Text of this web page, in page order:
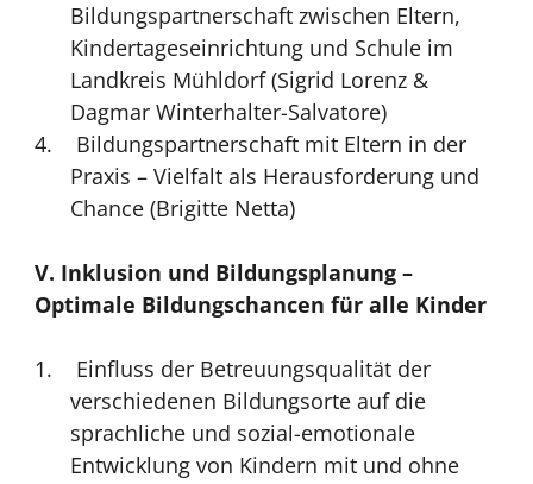
Bildungspartnerschaft zwischen Eltern,
Kindertageseinrichtung und Schule im
Landkreis Mühldorf (Sigrid Lorenz &
Dagmar Winterhalter-Salvatore)
Bildungspartnerschaft mit Eltern in der
Praxis – Vielfalt als Herausforderung und
Chance (Brigitte Netta)
V. Inklusion und Bildungsplanung –
Optimale Bildungschancen für alle Kinder
Einfluss der Betreuungsqualität der
verschiedenen Bildungsorte auf die
sprachliche und sozial-emotionale
Entwicklung von Kindern mit und ohne